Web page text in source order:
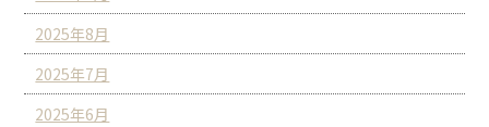
2025年8月
2025年7月
2025年6月